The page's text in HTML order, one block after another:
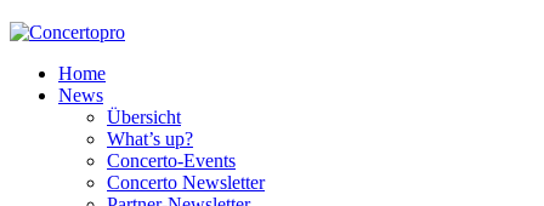
Home
News
Übersicht
What’s up?
Concerto-Events
Concerto Newsletter